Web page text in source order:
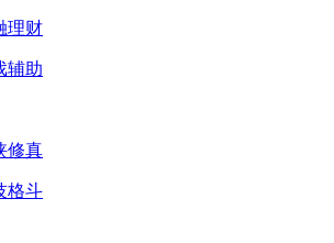
理财
辅助
修真
格斗